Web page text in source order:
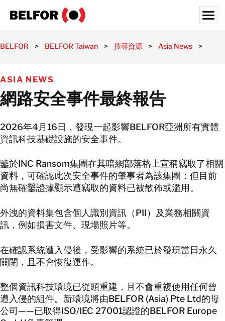
災後復原
半導體
搜尋資源
關於我們
台湾
繁體中文
與我們聯絡
BELFOR > BELFOR Taiwan > 搜尋資源 > Asia News >
ASIA NEWS
網路安全事件最終報告
2026年4月16日，發現一起影響BELFOR亞洲所有實體
資訊科技基礎設施的安全事件。
鑒於INC Ransom集團在其暗網部落格上宣稱竊取了相關
資料，可確認此次安全事件的肇事者為該集團；但目前
尚無確鑿證據顯示遭竊取的資料已被散佈或濫用。
外洩的資料集包含個人識別資訊（PII）及業務相關資
訊，例如損害文件、現場照片等。
在確認系統遭入侵後，受影響的系統已於發現當日永久
關閉，且不會恢復運作。
整個資訊科技環境已從頭重建，且不會重複使用任何曾
遭入侵的組件。新環境將由BELFOR (Asia) Pte Ltd的母
公司——已取得ISO/IEC 27001認證的BELFOR Europe